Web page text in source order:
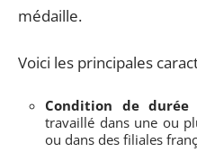
médaille.
Voici les principales
Condition de durée
travaillé dans une ou
ou dans des filiales